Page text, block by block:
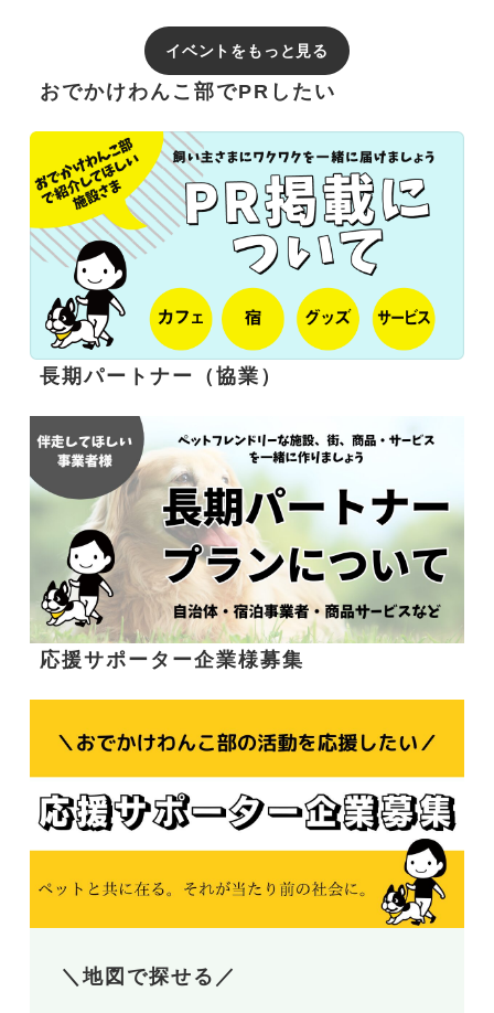
イベントをもっと見る
おでかけわんこ部でPRしたい
長期パートナー（協業）
応援サポーター企業様募集
＼地図で探せる／